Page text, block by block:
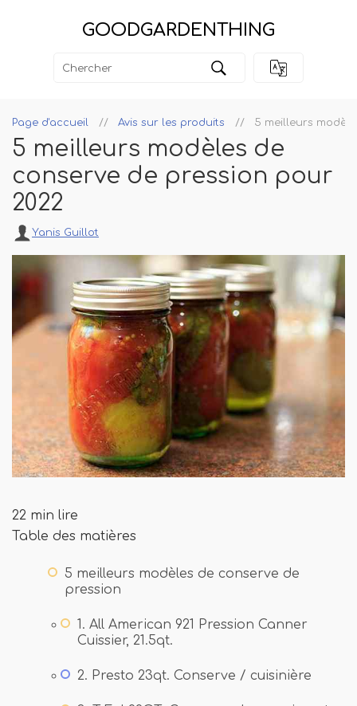
GOODGARDENTHING
Page d'accueil Avis sur les produits 5 meilleurs
5 meilleurs modèles de
conserve de pression pour
2022
Yanis Guillot
22 min lire
Table des matières
5 meilleurs modèles de conserve de
pression
1. All American 921 Pression Canner
Cuissier, 21.5qt.
2. Presto 23qt. Conserve / cuisinière